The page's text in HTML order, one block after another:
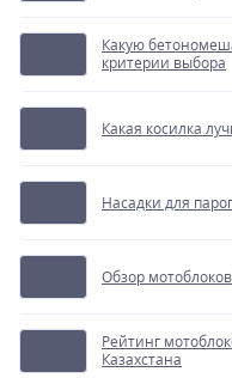
Какую
критерии выбора
Какая косилка
Насадки для
Обзор мотоблоков
Рейтинг
Казахстана